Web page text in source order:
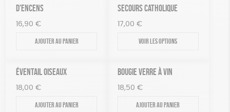
D’ENCENS
16,90 €
Ajouter au panier
SECOURS CATHOLIQUE
17,00 €
Voir les options
ÉVENTAIL OISEAUX
18,00 €
Ajouter au panier
BOUGIE VERRE À VIN
18,50 €
Ajouter au panier